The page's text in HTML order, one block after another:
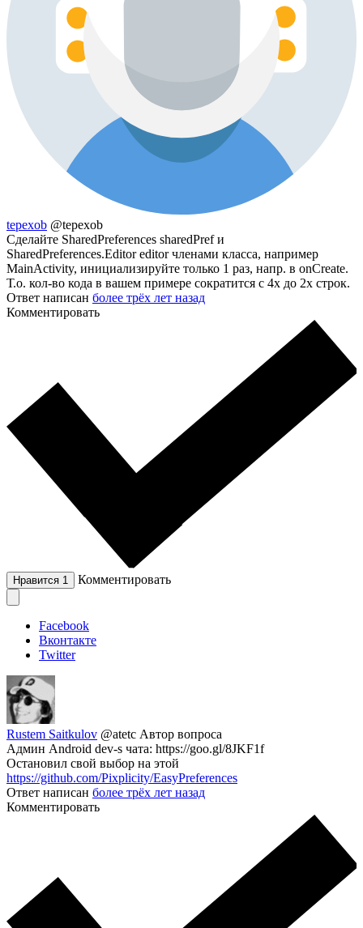
tepexob @tepexob
Сделайте SharedPreferences sharedPref и
SharedPreferences.Editor editor членами класса, например
MainActivity, инициализируйте только 1 раз, напр. в onCreate.
Т.о. кол-во кода в вашем примере сократится с 4х до 2х строк.
Ответ написан более трёх лет назад
Комментировать
Нравится 1 Комментировать
Facebook
Вконтакте
Twitter
Rustem Saitkulov @atetc Автор вопроса
Админ Android dev-s чата: https://goo.gl/8JKF1f
Остановил свой выбор на этой
https://github.com/Pixplicity/EasyPreferences
Ответ написан более трёх лет назад
Комментировать